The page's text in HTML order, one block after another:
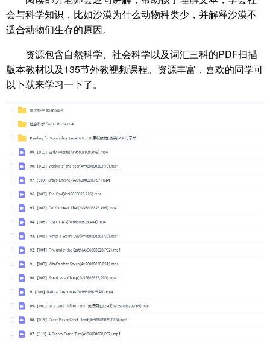
会与科学知识，比如沙漠为什么动物种类少，并解释沙漠不
适合动物们生存的原因。
资源包含自然科学、社会科学以及词汇三科的PDF扫描
版本教材以及135节外教视频课程。资源丰富，喜欢的同学可
以下载来学习一下了。